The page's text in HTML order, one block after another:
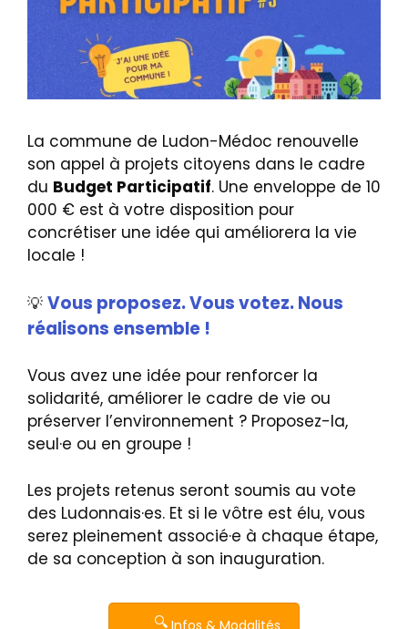
La commune de Ludon-Médoc renouvelle
son appel à projets citoyens dans le cadre
du Budget Participatif. Une enveloppe de 10
000 € est à votre disposition pour
concrétiser une idée qui améliorera la vie
locale !
💡 Vous proposez. Vous votez. Nous
réalisons ensemble !
Vous avez une idée pour renforcer la
solidarité, améliorer le cadre de vie ou
préserver l’environnement ? Proposez-la,
seul·e ou en groupe !
Les projets retenus seront soumis au vote
des Ludonnais·es. Et si le vôtre est élu, vous
serez pleinement associé·e à chaque étape,
de sa conception à son inauguration.
Infos & Modalités